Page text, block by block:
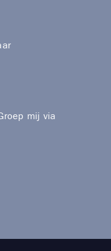
mij via